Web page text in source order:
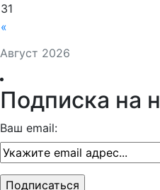
Август 2026
«
31
Подписка на
Ваш email: